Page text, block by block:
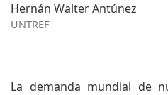
Hernán Walter Antúnez
UNTREF
La demanda mundial de